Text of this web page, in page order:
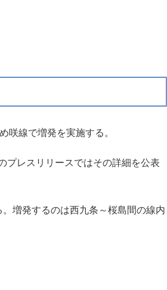
咲線で増発を実施する。
プレスリリースではその詳細を公表
増発するのは西九条～桜島間の線内